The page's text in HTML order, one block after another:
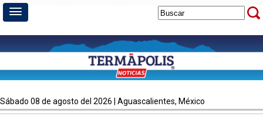
sábado 08 de agosto del 2026 | Aguascalientes, México